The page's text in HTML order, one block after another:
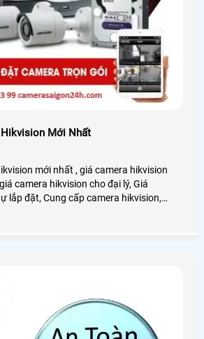
Hikvision Mới Nhất
mới nhất , giá camera hikvision
camera hikvision cho đại lý, Giá
lắp đặt, Cung cấp camera hikvision,